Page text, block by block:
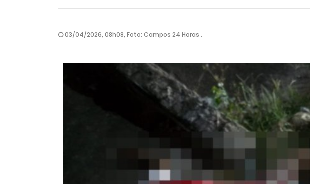
03/04/2026, 08h08, Foto: Campos 24 Horas .